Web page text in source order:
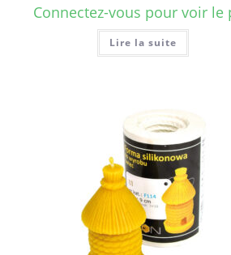
Connectez-vous pour voir le
Lire la suite